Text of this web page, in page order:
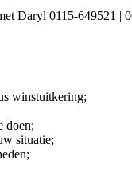
Daryl 0115-649521 |
winstuitkering;
doen;
situatie;